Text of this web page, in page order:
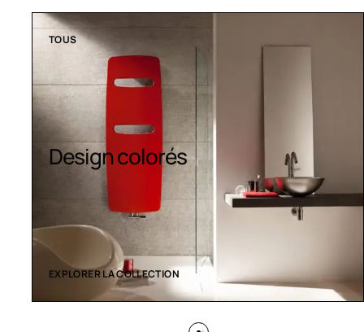
TOUS
Sèche-serviettes
contemporains
EXPLORER LA COLLECTION